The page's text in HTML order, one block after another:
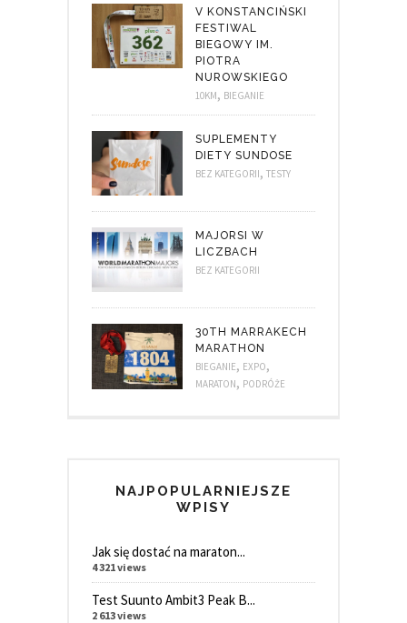
V KONSTANCIŃSKI
FESTIWAL
BIEGOWY IM.
PIOTRA
NUROWSKIEGO
10KM, BIEGANIE
SUPLEMENTY
DIETY SUNDOSE
BEZ KATEGORII, TESTY
MAJORSI W
LICZBACH
BEZ KATEGORII
30TH MARRAKECH
MARATHON
BIEGANIE, EXPO,
MARATON, PODRÓŻE
NAJPOPULARNIEJSZE
WPISY
Jak się dostać na maraton...
4 321 views
Test Suunto Ambit3 Peak B...
2 613 views